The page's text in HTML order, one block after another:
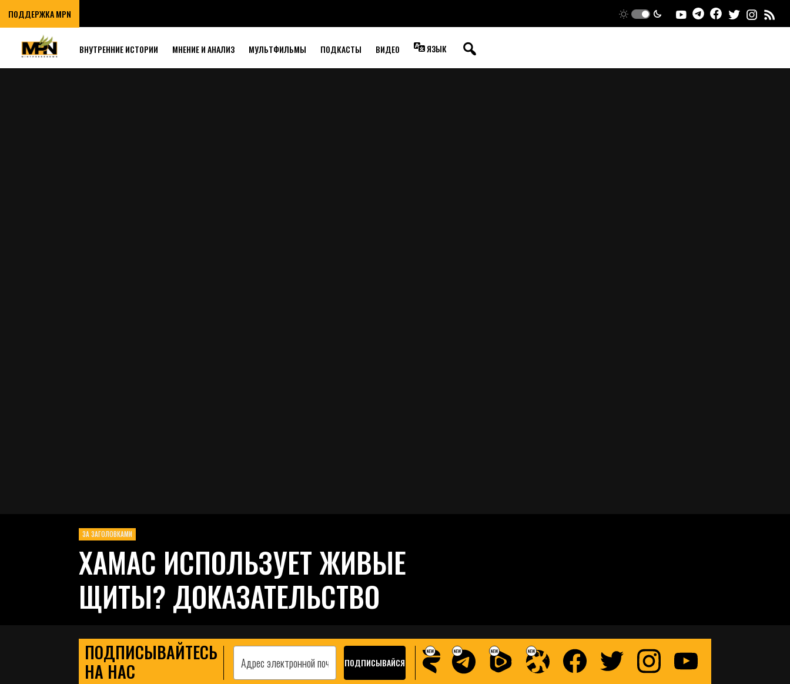
ПОДДЕРЖКА MPN
ВНУТРЕННИЕ ИСТОРИИ МНЕНИЕ И АНАЛИЗ МУЛЬТФИЛЬМЫ ПОДКАСТЫ ВИДЕО ЯЗЫК
ЗА ЗАГОЛОВКАМИ
ХАМАС ИСПОЛЬЗУЕТ ЖИВЫЕ
ЩИТЫ? ДОКАЗАТЕЛЬСТВО
ПОДПИСЫВАЙТЕСЬ
НА НАС